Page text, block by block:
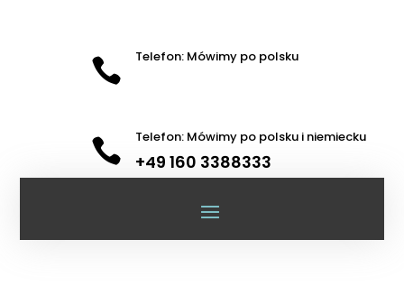
 Telefon: Mówimy po polsku
 Telefon: Mówimy po polsku i niemiecku
+49 160 3388333